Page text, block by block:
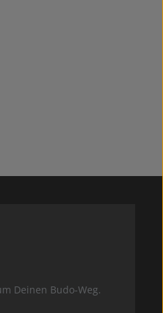
Deinen Budo-Weg.